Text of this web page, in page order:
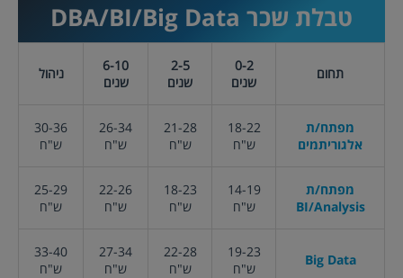
טבלת שכר DBA/BI/Big Data
תחום
0-2
שנים
2-5
שנים
6-10
שנים
ניהול
מפתח/ת
אלגוריתמים
18-22
ש"ח
21-28
ש"ח
26-34
ש"ח
30-36
ש"ח
מפתח/ת
BI/Analysis
14-19
ש"ח
18-23
ש"ח
22-26
ש"ח
25-29
ש"ח
Big Data
19-23
ש"ח
22-28
ש"ח
27-34
ש"ח
33-40
ש"ח